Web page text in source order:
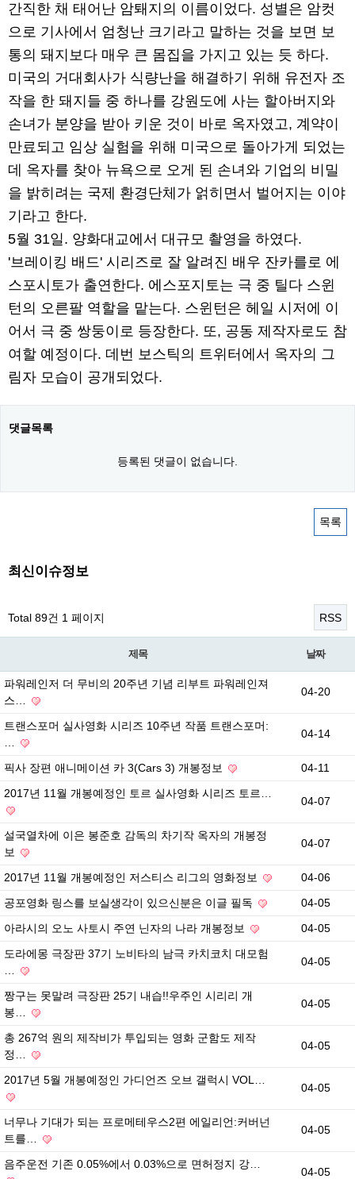
간직한 채 태어난 암퇘지의 이름이었다. 성별은 암컷
으로 기사에서 엄청난 크기라고 말하는 것을 보면 보
통의 돼지보다 매우 큰 몸집을 가지고 있는 듯 하다.
미국의 거대회사가 식량난을 해결하기 위해 유전자 조
작을 한 돼지들 중 하나를 강원도에 사는 할아버지와
손녀가 분양을 받아 키운 것이 바로 옥자였고, 계약이
만료되고 임상 실험을 위해 미국으로 돌아가게 되었는
데 옥자를 찾아 뉴욕으로 오게 된 손녀와 기업의 비밀
을 밝히려는 국제 환경단체가 얽히면서 벌어지는 이야
기라고 한다.
5월 31일. 양화대교에서 대규모 촬영을 하였다.
'브레이킹 배드' 시리즈로 잘 알려진 배우 잔카를로 에
스포시토가 출연한다. 에스포지토는 극 중 틸다 스윈
턴의 오른팔 역할을 맡는다. 스윈턴은 헤일 시저에 이
어서 극 중 쌍둥이로 등장한다. 또, 공동 제작자로도 참
여할 예정이다. 데번 보스틱의 트위터에서 옥자의 그
림자 모습이 공개되었다.
댓글목록
등록된 댓글이 없습니다.
목록
최신이슈정보
Total 89건 1 페이지 RSS
제목 날짜
파워레인저 더 무비의 20주년 기념 리부트 파워레인져
스…
04-20
트랜스포머 실사영화 시리즈 10주년 작품 트랜스포머:
04-14
픽사 장편 애니메이션 카 3(Cars 3) 개봉정보
04-11
2017년 11월 개봉예정인 토르 실사영화 시리즈 토르…
04-07
설국열차에 이은 봉준호 감독의 차기작 옥자의 개봉정
보
04-07
2017년 11월 개봉예정인 저스티스 리그의 영화정보
04-06
공포영화 링스를 보실생각이 있으신분은 이글 필독
04-05
아라시의 오노 사토시 주연 닌자의 나라 개봉정보
04-05
도라에몽 극장판 37기 노비타의 남극 카치코치 대모험
04-05
짱구는 못말려 극장판 25기 내습!!우주인 시리리 개
봉…
04-05
총 267억 원의 제작비가 투입되는 영화 군함도 제작
정…
04-05
2017년 5월 개봉예정인 가디언즈 오브 갤럭시 VOL…
04-05
너무나 기대가 되는 프로메테우스2편 에일리언:커버넌
트를…
04-05
음주운전 기존 0.05%에서 0.03%으로 면허정지 강…
04-05